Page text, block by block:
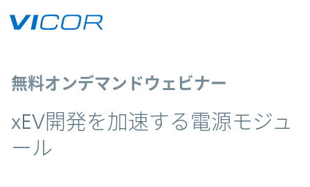
無料オンデマンドウェビナー
xEV開発を加速する電源モジュ
ール